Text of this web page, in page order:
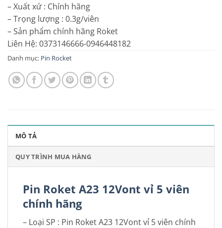
– Xuất xứ : Chính hãng
– Trọng lượng : 0.3g/viên
– Sản phẩm chính hãng Roket
Liên Hệ: 0373146666-0946448182
Danh mục: Pin Rocket
MÔ TẢ
QUY TRÌNH MUA HÀNG
Pin Roket A23 12Vont vỉ 5 viên
chính hãng
– Loại SP : Pin Roket A23 12Vont vỉ 5 viên chính